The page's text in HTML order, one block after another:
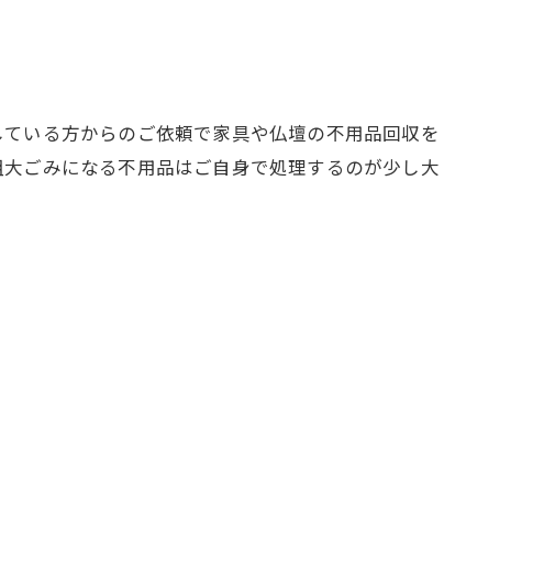
いる方からのご依頼で家具や仏壇の不用品回収を
ごみになる不用品はご自身で処理するのが少し大